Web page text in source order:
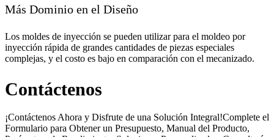
Más Dominio en el Diseño
Los moldes de inyección se pueden utilizar para el moldeo por
inyección rápida de grandes cantidades de piezas especiales
complejas, y el costo es bajo en comparación con el mecanizado.
Contáctenos
¡Contáctenos Ahora y Disfrute de una Solución Integral!Complete el
Formulario para Obtener un Presupuesto, Manual del Producto,